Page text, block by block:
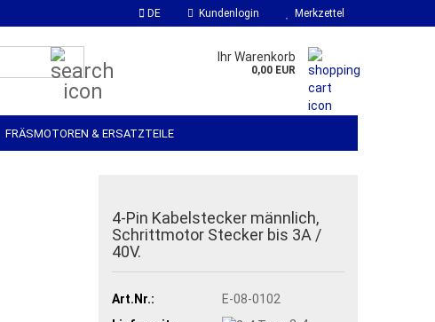
DE Kundenlogin Merkzettel
Ihr Warenkorb
0,00 EUR
FRÄSMOTOREN & ERSATZTEILE
4-Pin Kabelstecker männlich,
Schrittmotor Stecker bis 3A /
40V.
Art.Nr.:
E-08-0102